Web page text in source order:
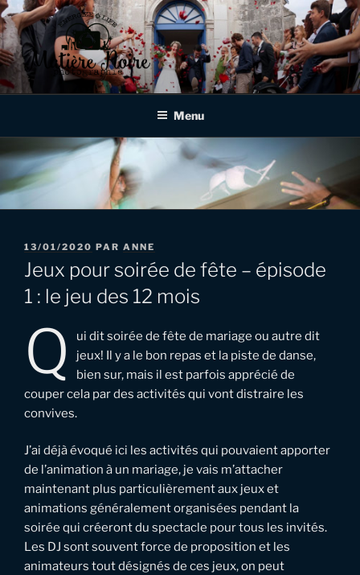
Aller
au
contenu
principal
MATIÈRE NOIRE
PHOTOGRAPHIE
Photographe de mariages et d'événementiels à Verdun, en Meuse,
Menu
PUBLIÉ
LE
13/01/2020 PAR ANNE
Jeux pour soirée de fête – épisode
1 : le jeu des 12 mois
q
ui dit soirée de fête de mariage ou autre dit
jeux! Il y a le bon repas et la piste de danse,
bien sur, mais il est parfois apprécié de
couper cela par des activités qui vont distraire les
convives.
J’ai déjà évoqué ici les activités qui pouvaient apporter
de l’animation à un mariage, je vais m’attacher
maintenant plus particulièrement aux jeux et
animations généralement organisées pendant la
soirée qui créeront du spectacle pour tous les invités.
Les DJ sont souvent force de proposition et les
animateurs tout désignés de ces jeux, on peut